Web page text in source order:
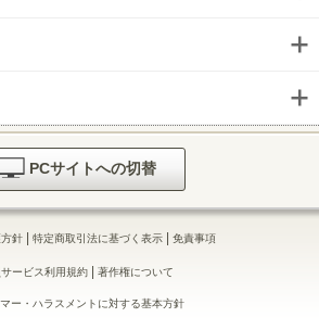
PCサイトへの切替
針 | 特定商取引法に基づく表示 | 免責事項
ービス利用規約| 著作権について
ー・ハラスメントに対する基本方針